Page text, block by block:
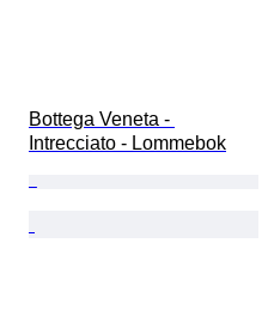
Bottega Veneta -
Intrecciato - Lommebok